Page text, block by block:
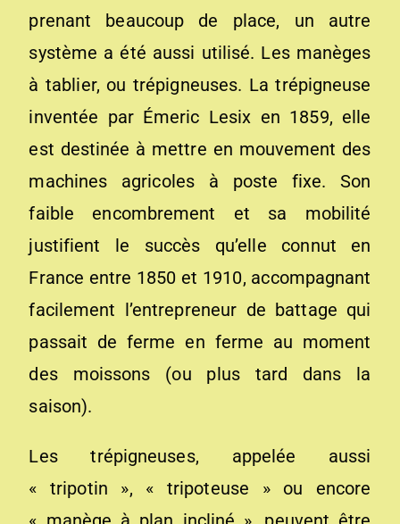
prenant beaucoup de place, un autre
système a été aussi utilisé. Les manèges
à tablier, ou trépigneuses. La trépigneuse
inventée par Émeric Lesix en 1859, elle
est destinée à mettre en mouvement des
machines agricoles à poste fixe. Son
faible encombrement et sa mobilité
justifient le succès qu’elle connut en
France entre 1850 et 1910, accompagnant
facilement l’entrepreneur de battage qui
passait de ferme en ferme au moment
des moissons (ou plus tard dans la
saison).
Les trépigneuses, appelée aussi
« tripotin », « tripoteuse » ou encore